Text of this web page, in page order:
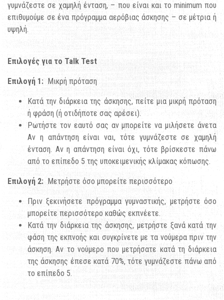
γυμνάζεστε σε χαμηλή ένταση, – που είναι και το minimum που
επιθυμούμε σε ένα πρόγραμμα αερόβιας άσκησης – σε μέτρια ή
υψηλή.
Επιλογές για το Talk Test
Επιλογή 1: Μικρή πρόταση
Κατά την διάρκεια της άσκησης, πείτε μια μικρή πρόταση
ή φράση (ή οτιδήποτε σας αρέσει).
Ρωτήστε τον εαυτό σας αν μπορείτε να μιλήσετε άνετα
Αν η απάντηση είναι ναι, τότε γυμνάζεστε σε χαμηλή
ένταση. Αν η απάντηση είναι όχι, τότε βρίσκεστε πάνω
από το επίπεδο 5 της υποκειμενικής κλίμακας κόπωσης.
Επιλογή 2: Μετρήστε όσο μπορείτε περισσότερο
Πριν ξεκινήσετε πρόγραμμα γυμναστικής, μετρήστε όσο
μπορείτε περισσότερο καθώς εκπνέετε.
Κατά την διάρκεια της άσκησης, μετρήστε ξανά κατά την
φάση της εκπνοής και συγκρίνετε με τα νούμερα πριν την
άσκηση. Αν το νούμερο που μετρήσατε κατά τη διάρκεια
της άσκησης έπεσε κατά 70%, τότε γυμνάζεστε πάνω από
το επίπεδο 5.